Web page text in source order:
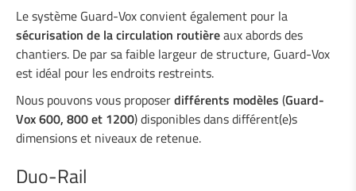
Le système Guard-Vox convient également pour la
sécurisation de la circulation routièreaux abords des
chantiers. De par sa faible largeur de structure, Guard-Vox
est idéal pour les endroits restreints.
Nous pouvons vous proposerdifférents modèles (Guard-
Vox 600, 800 et 1200) disponibles dans différent(e)s
dimensions et niveaux de retenue.
Duo-Rail